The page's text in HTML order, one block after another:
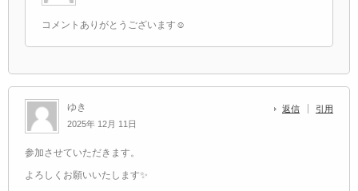
コメントありがとうございます☺️
ゆき
2025年 12月 11日
返信 引用
参加させていただきます。
よろしくお願いいたします✨️